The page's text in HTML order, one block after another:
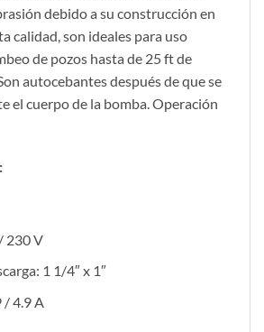
debido a su construcción en
calidad, son ideales para uso
de pozos hasta de 25 ft de
autocebantes después de que se
el cuerpo de la bomba. Operación
230 V
1 1/4″ x 1″
/ 4.9 A